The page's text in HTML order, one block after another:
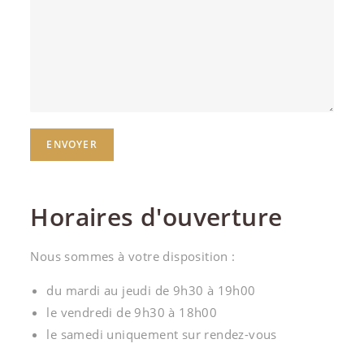
ENVOYER
Horaires d'ouverture
Nous sommes à votre disposition :
du mardi au jeudi de 9h30 à 19h00
le vendredi de 9h30 à 18h00
le samedi uniquement sur rendez-vous